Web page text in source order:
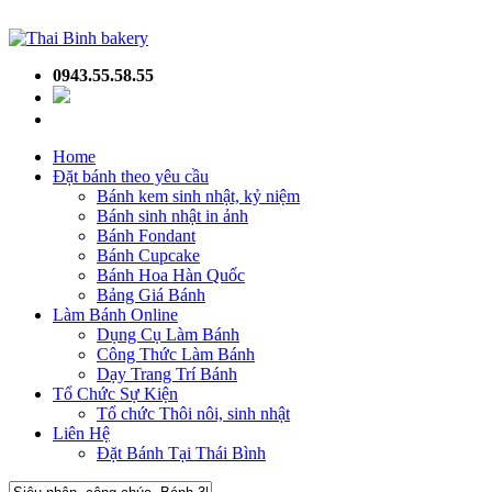
0943.55.58.55
Home
Đặt bánh theo yêu cầu
Bánh kem sinh nhật, kỷ niệm
Bánh sinh nhật in ảnh
Bánh Fondant
Bánh Cupcake
Bánh Hoa Hàn Quốc
Bảng Giá Bánh
Làm Bánh Online
Dụng Cụ Làm Bánh
Công Thức Làm Bánh
Dạy Trang Trí Bánh
Tổ Chức Sự Kiện
Tổ chức Thôi nôi, sinh nhật
Liên Hệ
Đặt Bánh Tại Thái Bình